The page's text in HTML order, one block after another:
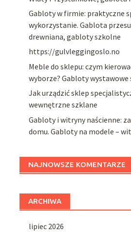
Gabloty w firmie: praktyczne
wykorzystanie. Gablota
drewniana, gabloty szkolne
https://gulvleggingoslo.no
Meble do sklepu: czym
wyborze? Gabloty wystawowe
Jak urządzić sklep
wewnętrzne szklane
Gabloty i witryny naścienne:
domu. Gabloty na modele –
NAJNOWSZE KOMENTARZE
ARCHIWA
lipiec 2026